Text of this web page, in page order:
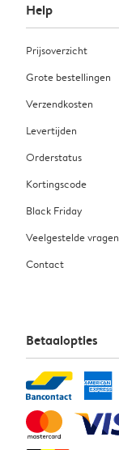
Help
Prijsoverzicht
Grote bestellingen
Verzendkosten
Levertijden
Orderstatus
Kortingscode
Black Friday
Veelgestelde vragen
Contact
Betaalopties